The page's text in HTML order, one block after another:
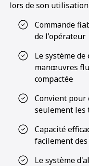
lors de son utilisation
Commande
de l'opérateur
Le système
manœuvres
compactée
Convient pour
seulement les
Capacité
facilement
Le système